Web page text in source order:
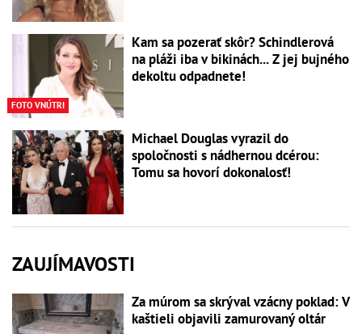
FOTO VNÚTRI
Kam sa pozerať skôr? Schindlerová
na pláži iba v bikinách... Z jej bujného
dekoltu odpadnete!
Michael Douglas vyrazil do
spoločnosti s nádhernou dcérou:
Tomu sa hovorí dokonalosť!
ZAUJÍMAVOSTI
Za múrom sa skrýval vzácny poklad: V
kaštieli objavili zamurovaný oltár